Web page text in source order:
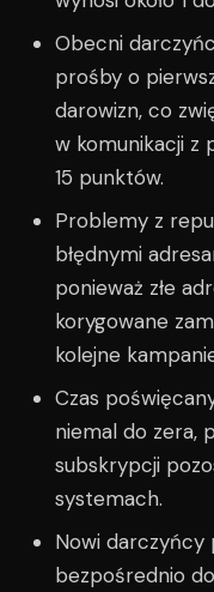
Obecni
prośby o
darowizn, co
w komunikacji z
15 punktów.
Problemy z
błędnymi
ponieważ złe
korygowane
kolejne
Czas
niemal do zera,
subskrypcji
systemach.
Nowi darczyńcy
bezpośrednio